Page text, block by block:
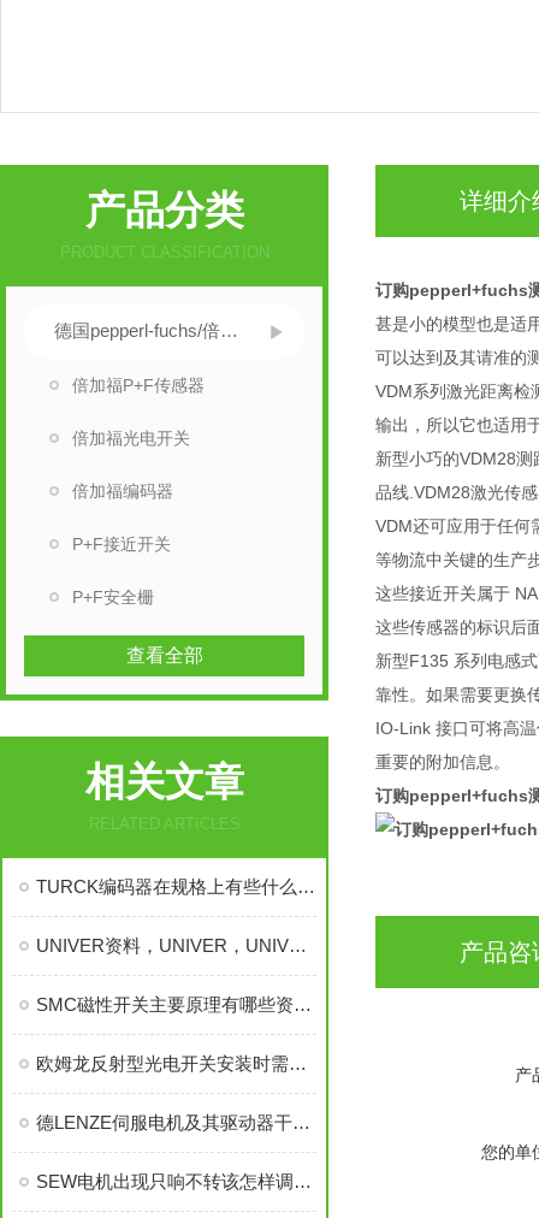
产品分类
PRODUCT CLASSIFICATION
德国pepperl-fuchs/倍加福
倍加福P+F传感器
倍加福光电开关
倍加福编码器
P+F接近开关
P+F安全栅
查看全部
相关文章
RELATED ARTICLES
TURCK编码器在规格上有些什么不一样哦特征，TURCK编码器
UNIVER资料，UNIVER，UNIVER，意大利UNIVER
SMC磁性开关主要原理有哪些资料如下
欧姆龙反射型光电开关安装时需要注意什么
德LENZE伺服电机及其驱动器干扰问题解决措施
SEW电机出现只响不转该怎样调试处理
详细介
订购pepperl+fuchs
甚是小的模型也是适
可以达到及其请准的
VDM系列激光距离检
输出，所以它也适用
新型小巧的VDM28
品线.VDM28激光传
VDM还可应用于任何
等物流中关键的生产
这些接近开关属于
这些传感器的标识后
新型F135 系列电感
靠性。如果需要更换
IO-Link 接口可将高
重要的附加信息。
订购pepperl+fuchs
产品咨
产
您的单